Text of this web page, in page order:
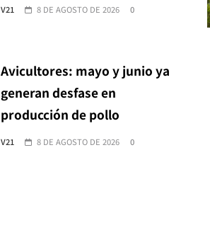
V21 8 DE AGOSTO DE 2026 0
Avicultores: mayo y junio ya
generan desfase en
producción de pollo
V21 8 DE AGOSTO DE 2026 0